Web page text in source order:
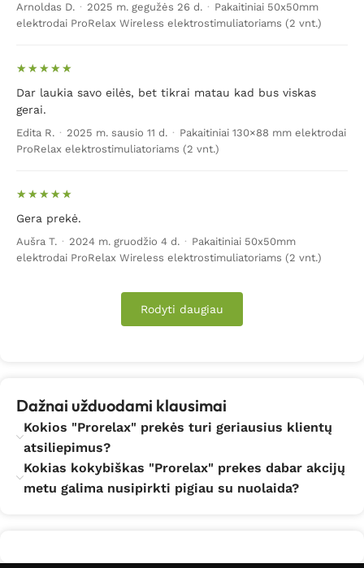
Arnoldas D. · 2025 m. gegužės 26 d. · Pakaitiniai 50x50mm
elektrodai ProRelax Wireless elektrostimuliatoriams (2 vnt.)
Dar laukia savo eilės, bet tikrai matau kad bus viskas
gerai.
Edita R. · 2025 m. sausio 11 d. · Pakaitiniai 130×88 mm elektrodai
ProRelax elektrostimuliatoriams (2 vnt.)
Gera prekė.
Aušra T. · 2024 m. gruodžio 4 d. · Pakaitiniai 50x50mm
elektrodai ProRelax Wireless elektrostimuliatoriams (2 vnt.)
Rodyti daugiau
Dažnai užduodami klausimai
Kokios "Prorelax" prekės turi geriausius klientų
atsiliepimus?
Kokias kokybiškas "Prorelax" prekes dabar akcijų
metu galima nusipirkti pigiau su nuolaida?